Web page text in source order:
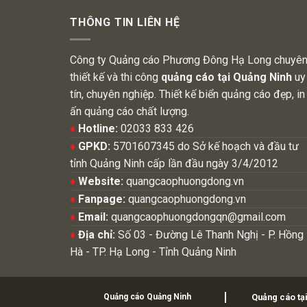
THÔNG TIN LIÊN HỆ
Công ty Quảng cáo Phương Đông Hạ Long chuyên
thiết kế và thi công quảng cáo tại Quảng Ninh uy
tín, chuyên nghiệp. Thiết kế biển quảng cáo đẹp, in
ấn quảng cáo chất lượng.
♦ Hotline: 02033 833 426
♦ GPKD: 5701607345 do Sở kế hoạch và đầu tư
tỉnh Quảng Ninh cấp lần đầu ngày 3/4/2012
♦ Website: quangcaophuongdong.vn
♦ Fanpage: quangcaophuongdong.vn
♦ Email: quangcaophuongdongqn@gmail.com
♦ Địa chỉ: Số 03 - Đường Lê Thanh Nghị - P. Hồng
Hà - TP. Hạ Long - Tỉnh Quảng Ninh
Quảng cáo Quảng Ninh Quảng cáo